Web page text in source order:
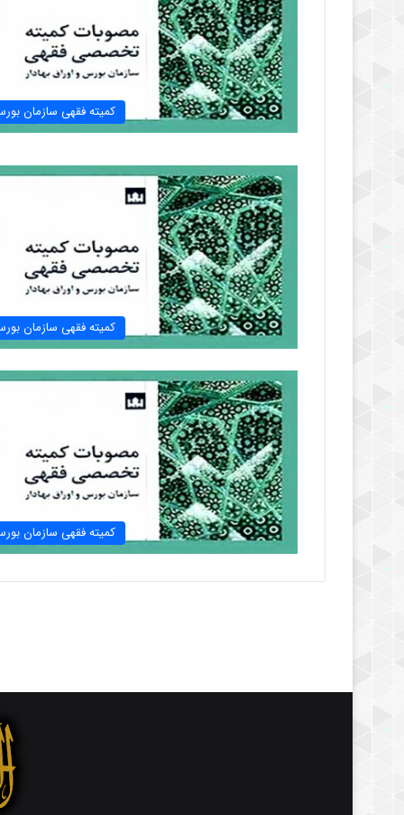
کمیته فقهی سازمان
کمیته فقهی سازمان
کمیته فقهی سازمان